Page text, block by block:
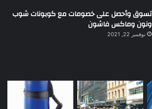
تسوق وأحصل على خصومات مع كوبونات شوب
ونون وماكس فاشون
نوفمبر 22, 2021